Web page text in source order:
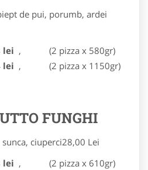
de pui, porumb, ardei
lei ,
(2 pizza x 580gr)
lei , (2 pizza x 1150gr)
FUNGHI
ciuperci28,00 Lei
lei ,
(2 pizza x 610gr)